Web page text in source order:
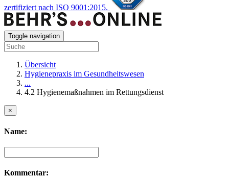
zertifiziert nach ISO 9001:2015.
Toggle navigation
Übersicht
Hygienepraxis im Gesundheitswesen
...
4.2 Hygienemaßnahmen im Rettungsdienst
×
Name:
Kommentar: